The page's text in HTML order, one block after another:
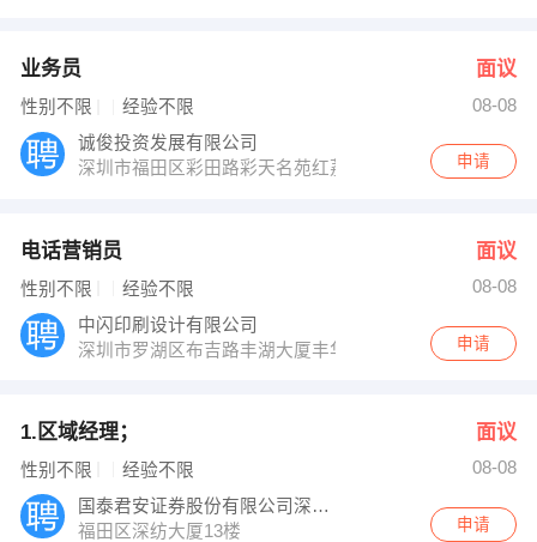
业务员 面议
性别不限 经验不限
08-08
诚俊投资发展有限公司
深圳市福田区彩田路彩天名苑红荔轩15B
申请
电话营销员 面议
性别不限 经验不限
08-08
中闪印刷设计有限公司
深圳市罗湖区布吉路丰湖大厦丰华阁11B
申请
1.区域经理； 面议
性别不限 经验不限
08-08
国泰君安证券股份有限公司深圳证券营业部
福田区深纺大厦13楼
申请